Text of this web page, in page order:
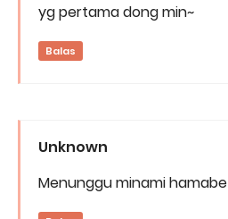
yg pertama dong min~
Balas
Unknown
Menunggu minami hamabe